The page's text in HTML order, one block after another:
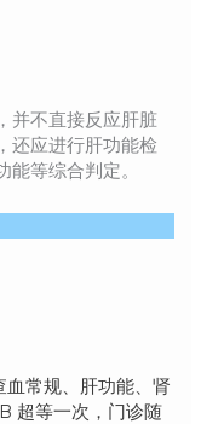
并不直接反应肝脏
还应进行肝功能检
等综合判定。
常规、肝功能、肾
超等一次，门诊随